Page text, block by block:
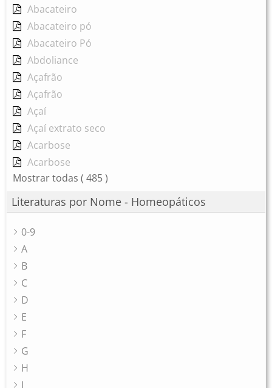
Abacateiro
Abacateiro pó
Abacateiro Pó
Abdoliance
Açafrão
Açafrão
Açaí
Açaí extrato seco
Acarbose
Acarbose
Mostrar todas ( 485 )
Literaturas por Nome - Homeopáticos
0-9
A
B
C
D
E
F
G
H
I